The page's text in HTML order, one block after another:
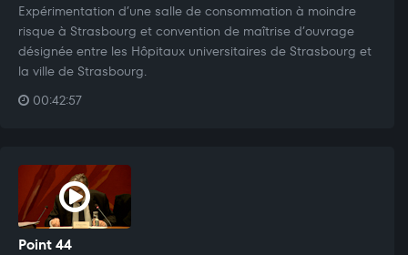
Expérimentation d’une salle de consommation à moindre
risque à Strasbourg et convention de maîtrise d’ouvrage
désignée entre les Hôpitaux universitaires de Strasbourg et
la ville de Strasbourg.
00:42:57
Point 44